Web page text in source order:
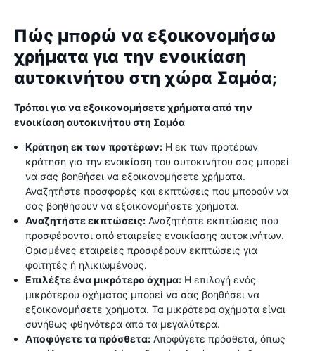
Πώς μπορώ να εξοικονομήσω
χρήματα για την ενοικίαση
αυτοκινήτου στη χώρα Σαμόα;
Τρόποι για να εξοικονομήσετε χρήματα από την
ενοικίαση αυτοκινήτου στη Σαμόα
Κράτηση εκ των προτέρων: Η εκ των προτέρων
κράτηση για την ενοικίαση του αυτοκινήτου σας μπορεί
να σας βοηθήσει να εξοικονομήσετε χρήματα.
Αναζητήστε προσφορές και εκπτώσεις που μπορούν να
σας βοηθήσουν να εξοικονομήσετε χρήματα.
Αναζητήστε εκπτώσεις: Αναζητήστε εκπτώσεις που
προσφέρονται από εταιρείες ενοικίασης αυτοκινήτων.
Ορισμένες εταιρείες προσφέρουν εκπτώσεις για
φοιτητές ή ηλικιωμένους.
Επιλέξτε ένα μικρότερο όχημα: Η επιλογή ενός
μικρότερου οχήματος μπορεί να σας βοηθήσει να
εξοικονομήσετε χρήματα. Τα μικρότερα οχήματα είναι
συνήθως φθηνότερα από τα μεγαλύτερα.
Αποφύγετε τα πρόσθετα: Αποφύγετε πρόσθετα, όπως